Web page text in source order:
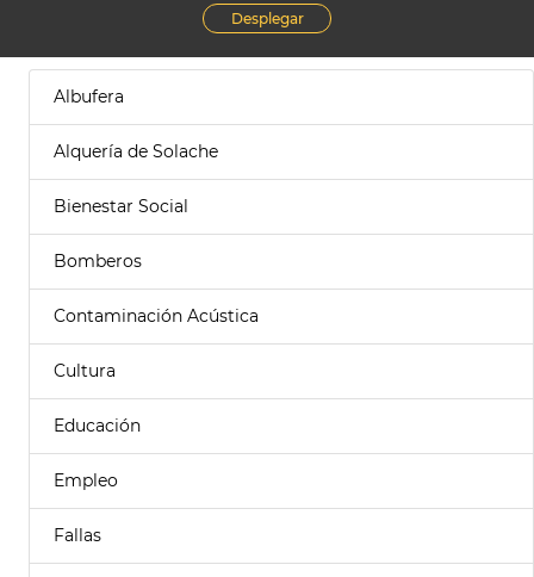
Desplegar
Albufera
Alquería de Solache
Bienestar Social
Bomberos
Contaminación Acústica
Cultura
Educación
Empleo
Fallas